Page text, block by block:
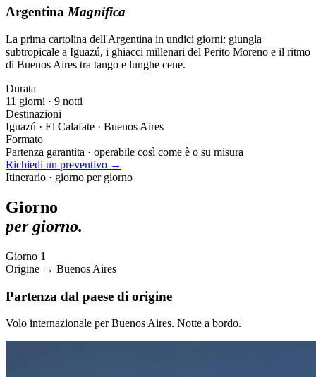
ArgentinaMagnifica
La prima cartolina dell'Argentina in undici giorni: giungla
subtropicale a Iguazú, i ghiacci millenari del Perito Moreno e il ritmo
di Buenos Aires tra tango e lunghe cene.
Durata
11 giorni · 9 notti
Destinazioni
Iguazú · El Calafate · Buenos Aires
Formato
Partenza garantita · operabile così come è o su misura
Richiedi un preventivo →
Itinerario · giorno per giorno
Giorno
per giorno.
Giorno 1
Origine → Buenos Aires
Partenza dal paese di origine
Volo internazionale per Buenos Aires. Notte a bordo.